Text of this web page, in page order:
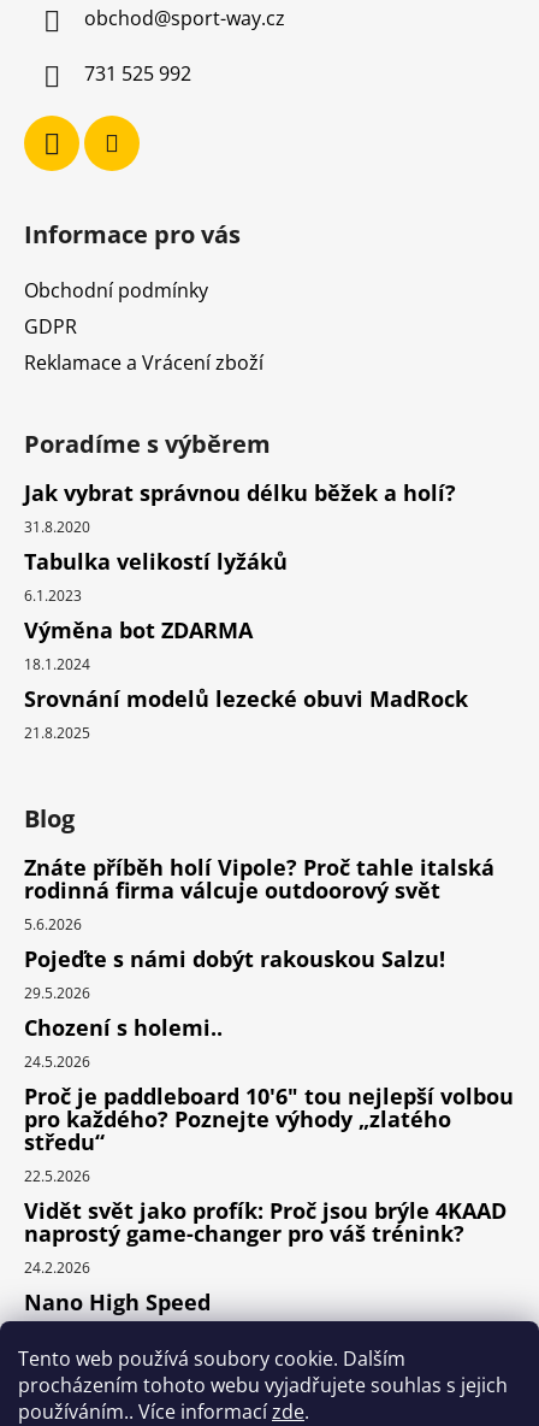
Tento web používá soubory cookie. Dalším
procházením tohoto webu vyjadřujete souhlas s jejich
používáním.. Více informacízde.
obchod@sport-way.cz
731 525 992
Informace pro vás
Obchodní podmínky
GDPR
Reklamace a Vrácení zboží
Poradíme s výběrem
Jak vybrat správnou délku běžek a holí?
31.8.2020
Tabulka velikostí lyžáků
6.1.2023
Výměna bot ZDARMA
18.1.2024
Srovnání modelů lezecké obuvi MadRock
21.8.2025
Blog
Znáte příběh holí Vipole? Proč tahle italská
rodinná firma válcuje outdoorový svět
5.6.2026
Pojeďte s námi dobýt rakouskou Salzu!
29.5.2026
Chození s holemi..
24.5.2026
Proč je paddleboard 10'6" tou nejlepší volbou
pro každého? Poznejte výhody „zlatého
středu“
22.5.2026
Vidět svět jako profík: Proč jsou brýle 4KAAD
naprostý game-changer pro váš trénink?
24.2.2026
Nano High Speed
Nejlepší cyklodoplňky v porovnání cena /
výkon